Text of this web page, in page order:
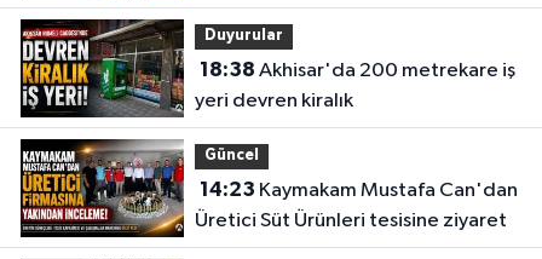
taşıdı
Duyurular
18:38
yeri devren kiralık
Güncel
14:23
Üretici Süt Ürünleri tesisine ziyaret